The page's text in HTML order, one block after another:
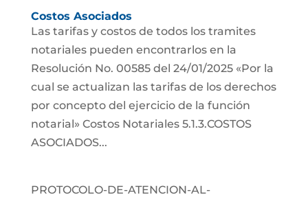
Costos Asociados
Las tarifas y costos de todos los tramites
notariales pueden encontrarlos en la
Resolución No. 00585 del 24/01/2025 «Por la
cual se actualizan las tarifas de los derechos
por concepto del ejercicio de la función
notarial» Costos Notariales 5.1.3.COSTOS
ASOCIADOS...
PROTOCOLO-DE-ATENCION-AL-